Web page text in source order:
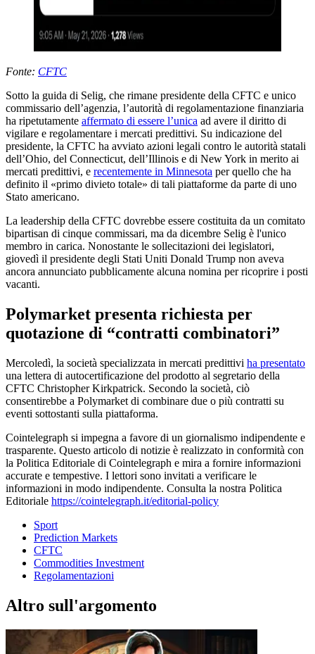
Fonte: CFTC
Sotto la guida di Selig, che rimane presidente della CFTC e unico
commissario dell’agenzia, l’autorità di regolamentazione finanziaria
ha ripetutamente affermato di essere l’unica ad avere il diritto di
vigilare e regolamentare i mercati predittivi. Su indicazione del
presidente, la CFTC ha avviato azioni legali contro le autorità statali
dell’Ohio, del Connecticut, dell’Illinois e di New York in merito ai
mercati predittivi, e recentemente in Minnesota per quello che ha
definito il «primo divieto totale» di tali piattaforme da parte di uno
Stato americano.
La leadership della CFTC dovrebbe essere costituita da un comitato
bipartisan di cinque commissari, ma da dicembre Selig è l'unico
membro in carica. Nonostante le sollecitazioni dei legislatori,
giovedì il presidente degli Stati Uniti Donald Trump non aveva
ancora annunciato pubblicamente alcuna nomina per ricoprire i posti
vacanti.
Polymarket presenta richiesta per
quotazione di “contratti combinatori”
Mercoledì, la società specializzata in mercati predittivi ha presentato
una lettera di autocertificazione del prodotto al segretario della
CFTC Christopher Kirkpatrick. Secondo la società, ciò
consentirebbe a Polymarket di combinare due o più contratti su
eventi sottostanti sulla piattaforma.
Cointelegraph si impegna a favore di un giornalismo indipendente e
trasparente. Questo articolo di notizie è realizzato in conformità con
la Politica Editoriale di Cointelegraph e mira a fornire informazioni
accurate e tempestive. I lettori sono invitati a verificare le
informazioni in modo indipendente. Consulta la nostra Politica
Editoriale https://cointelegraph.it/editorial-policy
Sport
Prediction Markets
CFTC
Commodities Investment
Regolamentazioni
Altro sull'argomento